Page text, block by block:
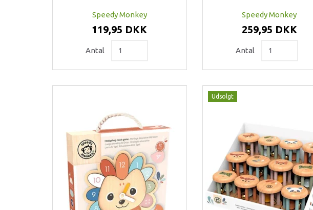
Speedy Monkey
119,95 DKK
Antal
Speedy Monkey
259,95 DKK
Antal
Udsolgt